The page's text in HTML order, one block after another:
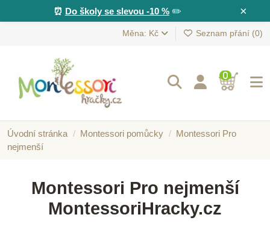
×
⏰ Do školy se slevou -10 %✏️
Měna: Kč Seznam přání (0)
0
Úvodní stránka Montessori pomůcky
Montessori Pro
nejmenší
Montessori Pro nejmenší
MontessoriHracky.cz